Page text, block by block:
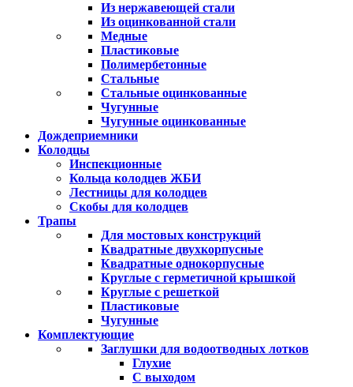
Из нержавеющей стали
Из оцинкованной стали
Медные
Пластиковые
Полимербетонные
Стальные
Стальные оцинкованные
Чугунные
Чугунные оцинкованные
Дождеприемники
Колодцы
Инспекционные
Кольца колодцев ЖБИ
Лестницы для колодцев
Скобы для колодцев
Трапы
Для мостовых конструкций
Квадратные двухкорпусные
Квадратные однокорпусные
Круглые с герметичной крышкой
Круглые с решеткой
Пластиковые
Чугунные
Комплектующие
Заглушки для водоотводных лотков
Глухие
С выходом